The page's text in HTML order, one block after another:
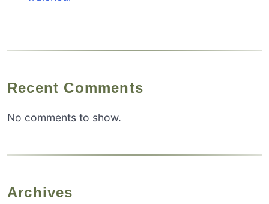
Recent Comments
No comments to show.
Archives